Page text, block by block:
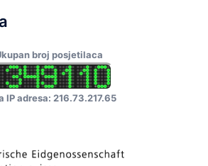
broj posjetilaca
IP adresa: 216.73.217.65